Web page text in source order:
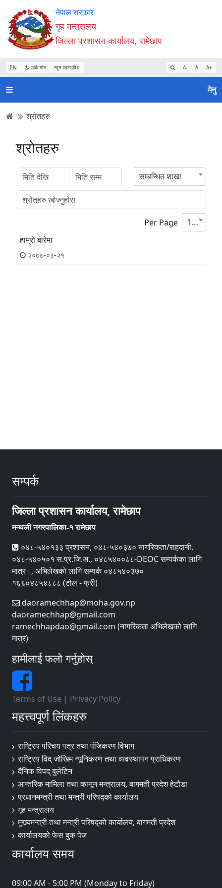
Accessibility
Mode
सुरु
गर्नुहोस्
सामाग्री
पढ्नुहाेस्
नेभिगेसन
पढ्नुहाेस्
वेबसाइट
खोजमा
जानुहोस्
नेपाल सरकार
गृह मन्त्रालय
जिल्ला प्रशासन कार्यालय, रामेछाप
EN डार्क मोड न्यून व्यान्डविथ A- A A+
मेनु
श्रोतहरु
श्रोतहरु
सम्बन्धित शाखा
Per Page
10
हाम्रो बारेमा
२०७७-०३-२१
सम्पर्क
जिल्ला प्रशासन कार्यालय, रामेछाप
मन्थली नगरपालिका-१ रामेछाप
०४८-५४०१३३ प्रशासन, ०४८-५४०३७० नागरिकता/राहदानी,
०४८-५४०५०१ स.प्र.जि.अ., ०४८५४००८८-DEOC सम्पर्कका लागि
मात्र।, अभिलेखको लागि सम्पर्क ०४८५४०३७०
१६६०४८५४८८८ (टोल - फ्री)
daoramechhap@moha.gov.np
daoramechhap@gmail.com
ramechhapdao@gmail.com (नागरिकता अभिलेखको लागि
मात्र)
हामीलाई फलो गर्नुहोस्
Terms of Use | Privacy Policy
महत्त्वपूर्ण लिंकहरु
राष्ट्रिय परिचय पत्र तथा पंजिकरण विभाग
राष्ट्रिय विद् जोखिम न्यूनिकरण तथा व्यवस्थापन प्राधिकरण
दैनिक विपद् बुलेटिन
आन्तरिक मामिला तथा कानून मन्त्रालय, बागमती प्रदेश हेटौडा
प्रधानमन्त्री तथा मन्त्री परिषद्को कार्यालय
गृह मन्त्रालय
मुख्यमन्त्री तथा मन्त्री परिषद्को कार्यालय, बागमती प्रदेश
कार्यालयको फेस बुक पेज
कार्यालय समय
09:00 AM - 5:00 PM (Monday to Friday)